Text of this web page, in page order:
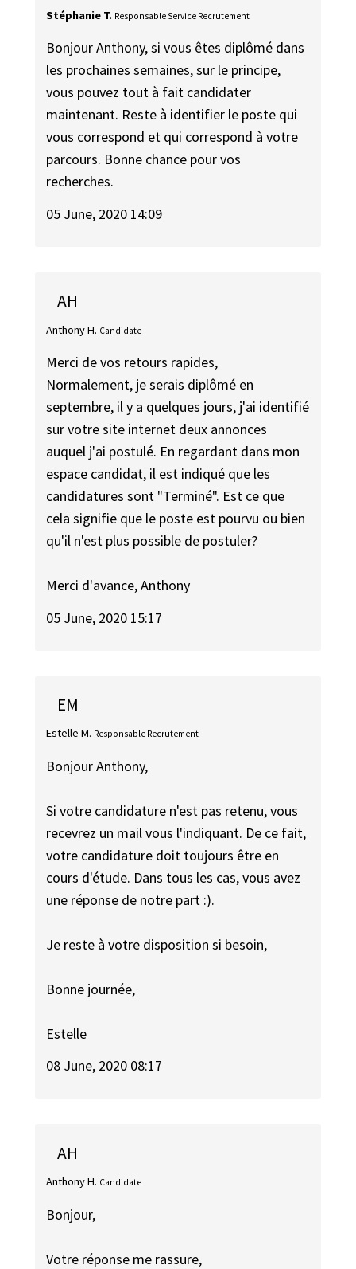
Stéphanie T. Responsable Service Recrutement
Bonjour Anthony, si vous êtes diplômé dans
les prochaines semaines, sur le principe,
vous pouvez tout à fait candidater
maintenant. Reste à identifier le poste qui
vous correspond et qui correspond à votre
parcours. Bonne chance pour vos
recherches.
05 June, 2020 14:09
AH
Anthony H. Candidate
Merci de vos retours rapides,
Normalement, je serais diplômé en
septembre, il y a quelques jours, j'ai identifié
sur votre site internet deux annonces
auquel j'ai postulé. En regardant dans mon
espace candidat, il est indiqué que les
candidatures sont "Terminé". Est ce que
cela signifie que le poste est pourvu ou bien
qu'il n'est plus possible de postuler?
Merci d'avance, Anthony
05 June, 2020 15:17
EM
Estelle M. Responsable Recrutement
Bonjour Anthony,
Si votre candidature n'est pas retenu, vous
recevrez un mail vous l'indiquant. De ce fait,
votre candidature doit toujours être en
cours d'étude. Dans tous les cas, vous avez
une réponse de notre part :).
Je reste à votre disposition si besoin,
Bonne journée,
Estelle
08 June, 2020 08:17
AH
Anthony H. Candidate
Bonjour,
Votre réponse me rassure,